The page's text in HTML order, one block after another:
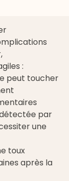
:
peut toucher
par
une
toux
après la